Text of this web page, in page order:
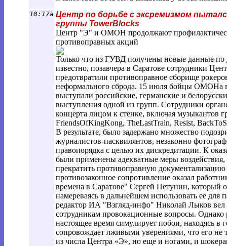
10:17a Центр по борьбе с эксремизмом
группы TowerBlocks
Центр "Э" и ОМОН продолжают
противоправных акций
Только что из ГУВД получены новые данные
известно, позавчера в Саратове сотрудники
предотвратили противоправное сборище
неформального сброда. 15 июля бойцы ОМОНа
выступали российские, германские и
выступления одной из групп. Сотрудники
концерта лицом к стенке, включая музыкантов
FriendsOfKingKong, TheLastTrain, Resist,
В результате, было задержано множество
журналистов-пасквилянтов, незаконно
правопорядка с целью их дискредитации. К
были применены адекватные меры воздействия,
прекратить противоправную
противозаконное сопротивление оказал
времена в Саратове" Сергей Петунин, который
намереваясь в дальнейшем использовать ее
редактор ИА "Взгляд-инфо" Николай Лыков вел
сотрудникам провокационные вопросы.
настоящее время симулирует побои, находясь
сопровождает лживыми уверениями, что его не
из числа Центра «Э», но еще и ногами, и